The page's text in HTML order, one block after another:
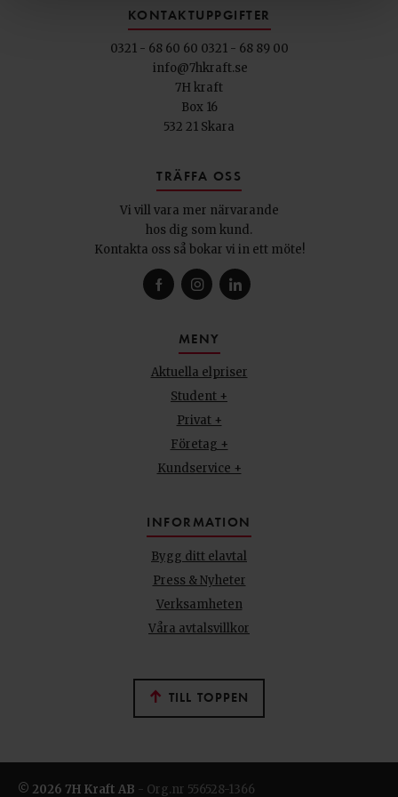
KONTAKTUPPGIFTER
0321 - 68 60 60 0321 - 68 89 00
info@7hkraft.se
7H kraft
Box 16
532 21 Skara
TRÄFFA OSS
Vi vill vara mer närvarande
hos dig som kund.
Kontakta oss så bokar vi in ett möte!
MENY
Aktuella elpriser
Student +
Privat +
Företag +
Kundservice +
INFORMATION
Bygg ditt elavtal
Press & Nyheter
Verksamheten
Våra avtalsvillkor
TILL TOPPEN
© 2026 7H Kraft AB - Org.nr 556528-1366